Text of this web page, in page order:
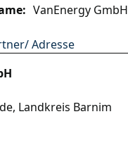
VanEnergy GmbH
Adresse
, Landkreis Barnim